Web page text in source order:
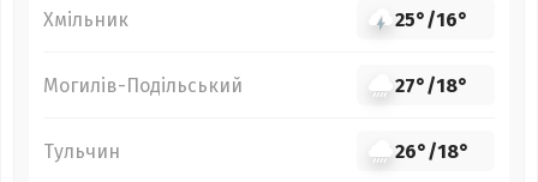
Хмільник 25°/16°
Могилів-Подільський 27°/18°
Тульчин 26°/18°